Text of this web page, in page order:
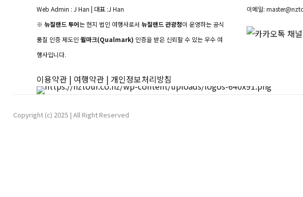
Web Admin : J Han | 대표 :J Han
※ 뉴질랜드 투어는 현지 법인 여행사로서 뉴질랜드 관광청이 운영하는 공식
품질 인증 제도인 퀼마크(Qualmark) 인증을 받은 신뢰할 수 있는 우수 여
행사입니다.
이용약관 | 여행약관 | 개인정보처리방침
이메일:
Copyright (c) 2025 | All Right Reserved